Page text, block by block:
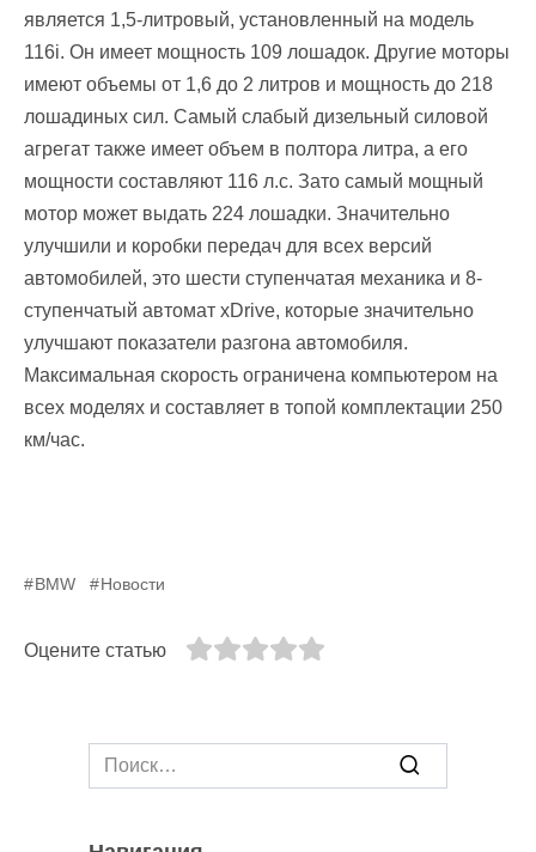
является 1,5-литровый, установленный на модель
116i. Он имеет мощность 109 лошадок. Другие моторы
имеют объемы от 1,6 до 2 литров и мощность до 218
лошадиных сил. Самый слабый дизельный силовой
агрегат также имеет объем в полтора литра, а его
мощности составляют 116 л.с. Зато самый мощный
мотор может выдать 224 лошадки. Значительно
улучшили и коробки передач для всех версий
автомобилей, это шести ступенчатая механика и 8-
ступенчатый автомат xDrive, которые значительно
улучшают показатели разгона автомобиля.
Максимальная скорость ограничена компьютером на
всех моделях и составляет в топой комплектации 250
км/час.
BMW Новости
Оцените статью
Search
for: